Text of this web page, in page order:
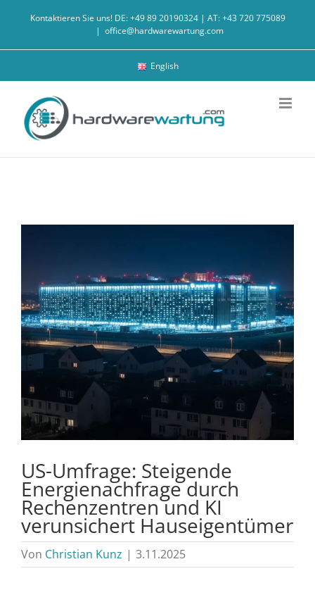
Kontaktieren Sie uns! DE: +49 89 20190324 | AT: +43 720 775089
| office@hardwarewartung.com
English
US-Umfrage: Steigende
Energienachfrage durch
Rechenzentren und KI
verunsichert Hauseigentümer
Von Christian Kunz | 3.11.2025